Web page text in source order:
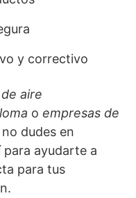
y correctivo
aire
o empresas de
no dudes en
ayudarte a
para tus